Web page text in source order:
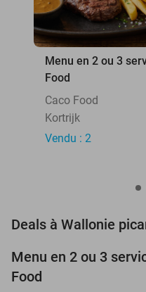
Menu en 2 ou 3
Food
Caco Food
Kortrijk
Vendu : 2
Deals à Wallonie
TODAY
Menu en 2 ou 3
Food